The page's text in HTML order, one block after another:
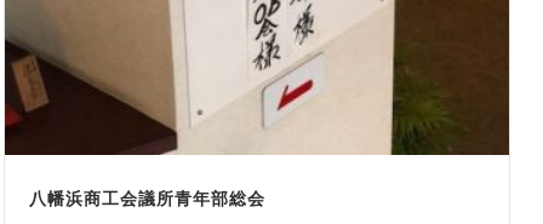
八幡浜商工会議所青年部総会